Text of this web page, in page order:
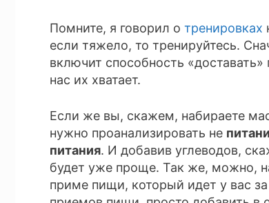
Помните, я говорил о тренировках
если тяжело, то тренируйтесь.
включит способность
нас их хватает.
Если же вы, скажем, набираете
нужно проанализировать не
питания. И добавив углеводов,
будет уже проще. Так же, можно,
приме пищи, который идет у вас